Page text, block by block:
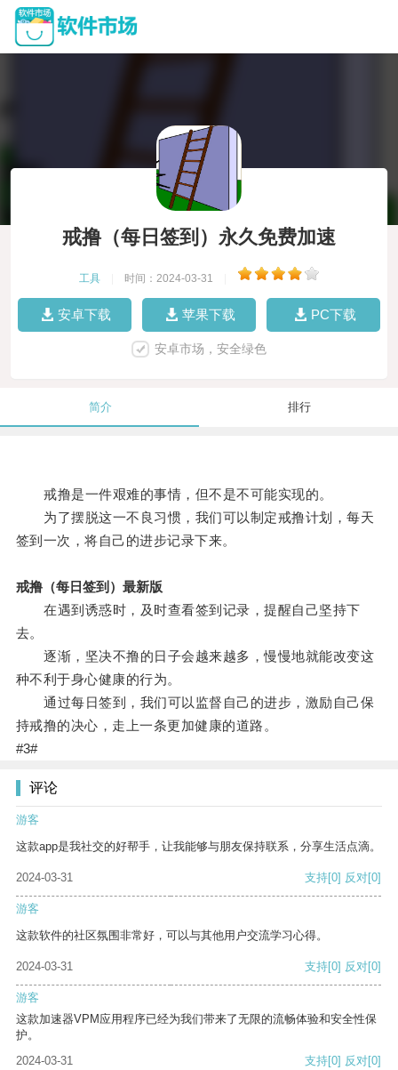
戒撸（每日签到）永久免费加速
工具 时间：2024-03-31
安卓下载 苹果下载 PC下载
安卓市场，安全绿色
简介 排行
戒撸是一件艰难的事情，但不是不可能实现的。
为了摆脱这一不良习惯，我们可以制定戒撸计划，每天
签到一次，将自己的进步记录下来。
戒撸（每日签到）最新版
在遇到诱惑时，及时查看签到记录，提醒自己坚持下
去。
逐渐，坚决不撸的日子会越来越多，慢慢地就能改变这
种不利于身心健康的行为。
通过每日签到，我们可以监督自己的进步，激励自己保
持戒撸的决心，走上一条更加健康的道路。
#3#
评论
游客
这款app是我社交的好帮手，让我能够与朋友保持联系，分享生活点滴。
2024-03-31 支持[0] 反对[0]
游客
这款软件的社区氛围非常好，可以与其他用户交流学习心得。
2024-03-31 支持[0] 反对[0]
游客
这款加速器VPM应用程序已经为我们带来了无限的流畅体验和安全性保
护。
2024-03-31
支持[0] 反对[0]